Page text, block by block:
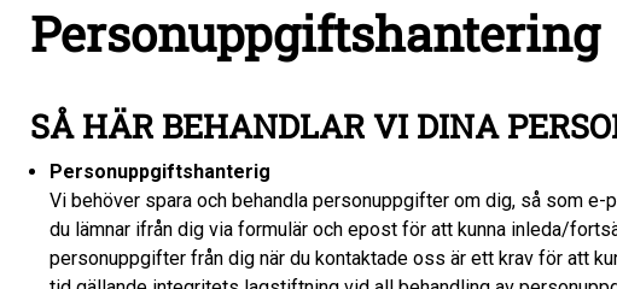
Personuppgiftshantering
SÅ HÄR BEHANDLAR VI DINA
Personuppgiftshanterig
Vi behöver spara och behandla personuppgifter om dig, så som
du lämnar ifrån dig via formulär och epost för att kunna inleda/
personuppgifter från dig när du kontaktade oss är ett krav för att